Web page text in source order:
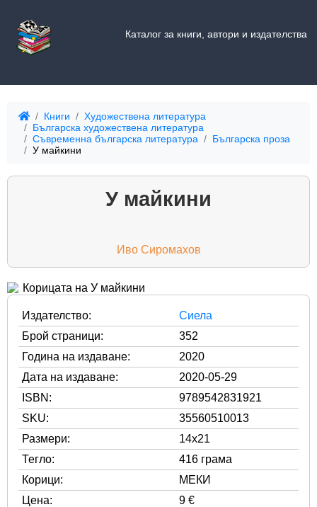
Каталог за книги, автори и издателства
Книги
Художествена литература
Българска художествена литература
Съвременна българска литература
Българска проза
У майкини
У майкини
Иво Сиромахов
Издателство:
Сиела
Брой страници:
352
Година на издаване:
2020
Дата на издаване:
2020-05-29
ISBN:
9789542831921
SKU:
35560510013
Размери:
14x21
Тегло:
416 грама
Корици:
МЕКИ
Цена:
9 €